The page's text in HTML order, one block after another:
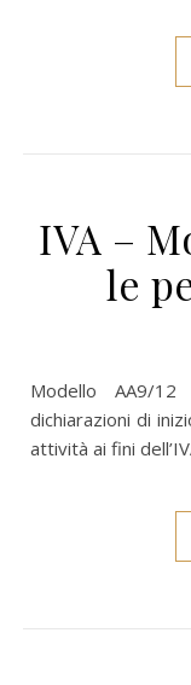
IVA –
le
Modello AA9/12 e istruzioni da utilizzare per le
dichiarazioni di
attività ai fini